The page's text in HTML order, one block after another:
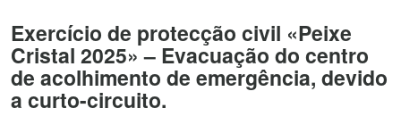
Exercício de protecção civil «Peixe
Cristal 2025» – Evacuação do centro
de acolhimento de emergência, devido
a curto-circuito.